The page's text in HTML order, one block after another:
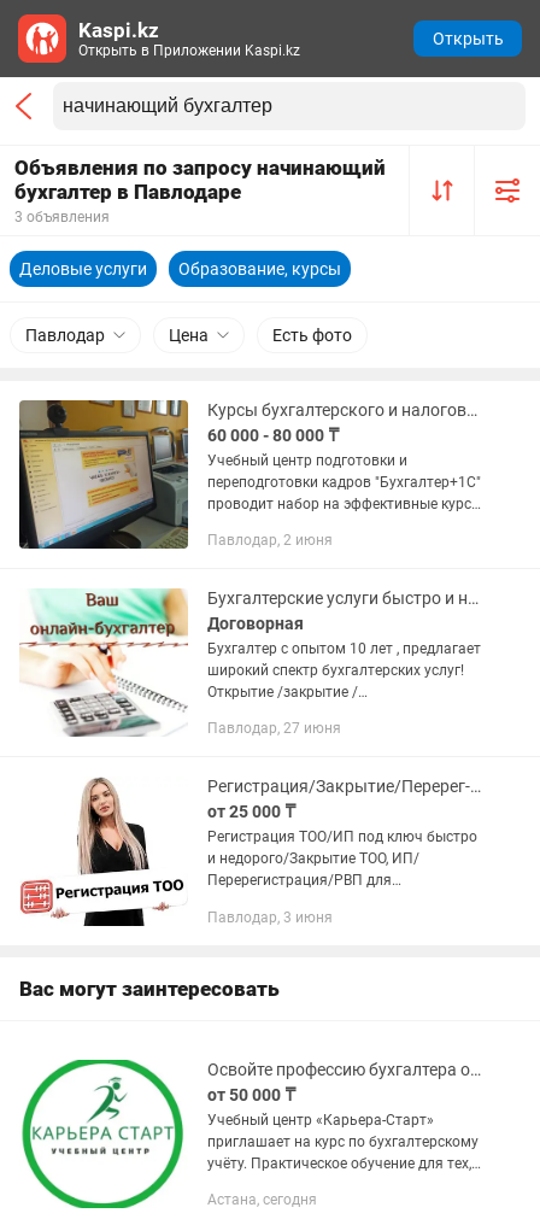
Объявления по запросу начинающий
бухгалтер в Павлодаре
3 объявления
Деловые услуги Образование, курсы
Павлодар Цена Есть фото
Курсы бухгалтерского и налогового учета для ведения ИП, ТОО, 1С 8.3
60 000 - 80 000 ₸
Учебный центр подготовки и
переподготовки кадров "Бухгалтер+1С"
проводит набор на эффективные курсы
предпринимателей, которые хотят
или...
Павлодар, 2 июня
Бухгалтерские услуги быстро и надежно
Договорная
Бухгалтер с опытом 10 лет , предлагает
широкий спектр бухгалтерских услуг!
Открытие /закрытие /
Разовые услуги ( авр , счет на оплату ,
Павлодар, 27 июня
Pегистрация/Закрытие/Перерег-я ТОО/ИП под ключ быстро и недорого. РВП
от 25 000 ₸
Регистрация ТОО/ИП под ключ быстро
и недорого/Закрытие ТОО, ИП/
Перерегистрация/РВП для
открытии/ликвидации ИП, ТОО.
Павлодар, 3 июня
Вас могут заинтересовать
Освойте профессию бухгалтера обучение с практикой
от 50 000 ₸
Учебный центр «Карьера-Старт»
приглашает на курс по бухгалтерскому
учёту. Практическое обучение для тех,
бухгалтерии, освоить основы ведения
Астана, сегодня
Kaspi.kz
Открыть в Приложении Kaspi.kz
Открыть